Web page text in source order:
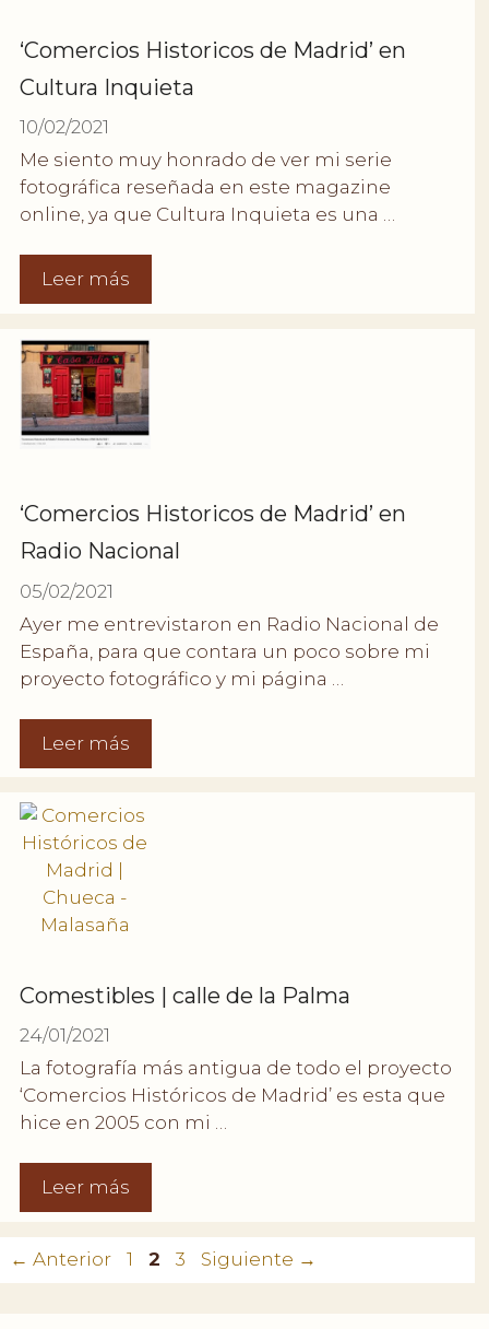
‘Comercios Historicos de Madrid’ en
Cultura Inquieta
10/02/2021
Me siento muy honrado de ver mi serie
fotográfica reseñada en este magazine
online, ya que Cultura Inquieta es una …
Leer más
‘Comercios Historicos de Madrid’ en
Radio Nacional
05/02/2021
Ayer me entrevistaron en Radio Nacional de
España, para que contara un poco sobre mi
proyecto fotográfico y mi página …
Leer más
Comestibles | calle de la Palma
24/01/2021
La fotografía más antigua de todo el proyecto
‘Comercios Históricos de Madrid’ es esta que
hice en 2005 con mi …
Leer más
← Anterior Página
1 Página
2 Página
3 Siguiente →